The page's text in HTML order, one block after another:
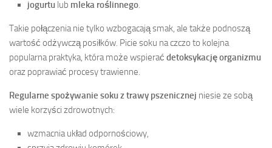
jogurtu lub mleka roślinnego.
Takie połączenia nie tylko wzbogacają smak, ale także podnoszą
wartość odżywczą posiłków. Picie soku na czczo to kolejna
popularna praktyka, która może wspierać detoksykację organizmu
oraz poprawiać procesy trawienne.
Regularne spożywanie soku z trawy pszenicznej niesie ze sobą
wiele korzyści zdrowotnych:
wzmacnia układ odpornościowy,